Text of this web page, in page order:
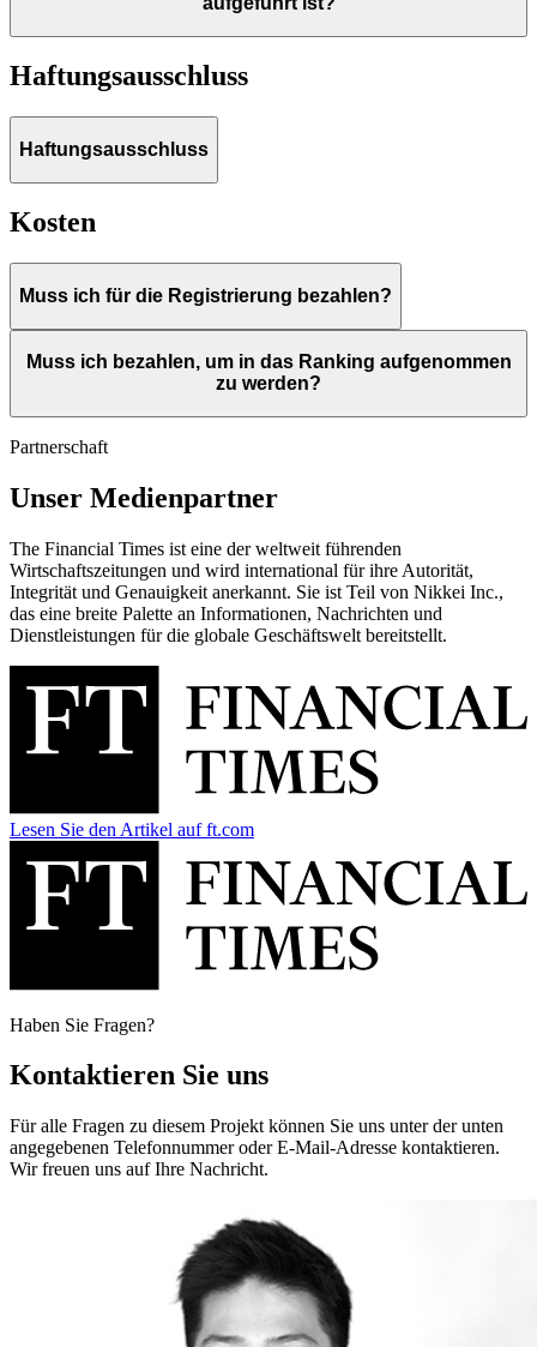
Haftungsausschluss
Haftungsausschluss
Kosten
Muss ich für die Registrierung bezahlen?
Muss ich bezahlen, um in das Ranking aufgenommen
zu werden?
Partnerschaft
Unser Medienpartner
The Financial Times ist eine der weltweit führenden
Wirtschaftszeitungen und wird international für ihre Autorität,
Integrität und Genauigkeit anerkannt. Sie ist Teil von Nikkei Inc.,
das eine breite Palette an Informationen, Nachrichten und
Dienstleistungen für die globale Geschäftswelt bereitstellt.
Lesen Sie den Artikel auf ft.com
Haben Sie Fragen?
Kontaktieren Sie uns
Für alle Fragen zu diesem Projekt können Sie uns unter der unten
angegebenen Telefonnummer oder E-Mail-Adresse kontaktieren.
Wir freuen uns auf Ihre Nachricht.